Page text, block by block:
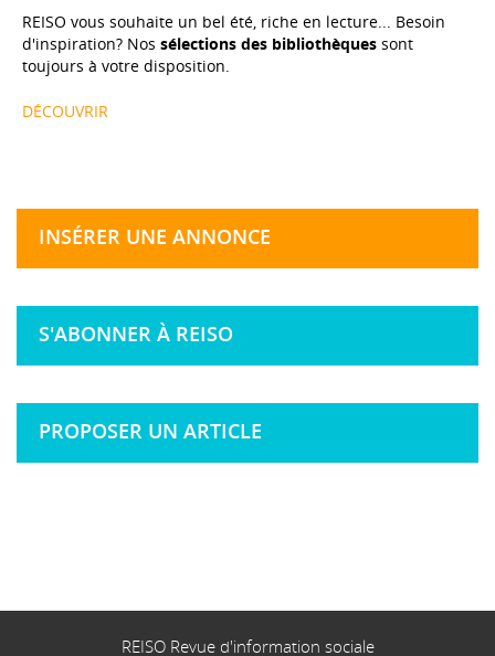
REISO vous souhaite un bel été, riche en lecture... Besoin
d'inspiration? Nos sélections des bibliothèques sont
toujours à votre disposition.
DÉCOUVRIR
INSÉRER UNE ANNONCE
S'ABONNER À REISO
PROPOSER UN ARTICLE
REISO Revue d'information sociale